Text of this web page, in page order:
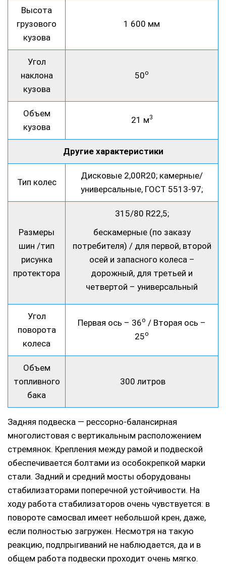
Высота
грузового
кузова
1 600 мм
Угол
наклона
кузова
50о
Объем
кузова
21 м3
Другие характеристики
Тип колес
Дисковые 2,00R20; камерные/
универсальные, ГОСТ 5513-97;
Размеры
шин /тип
рисунка
протектора
315/80 R22,5;
бескамерные (по заказу
потребителя) / для первой, второй
осей и запасного колеса –
дорожный, для третьей и
четвертой – универсальный
Угол
поворота
колеса
Первая ось – 36о / Вторая ось –
25о
Объем
топливного
бака
300 литров
Задняя подвеска — рессорно-балансирная
многолистовая с вертикальным расположением
стремянок. Крепления между рамой и подвеской
обеспечивается болтами из особокрепкой марки
стали. Задний и средний мосты оборудованы
стабилизаторами поперечной устойчивости. На
ходу работа стабилизаторов очень чувствуется: в
повороте самосвал имеет небольшой крен, даже,
если полностью загружен. Несмотря на такую
реакцию, подпрыгиваний не наблюдается, да и в
общем работа подвески проходит очень мягко.